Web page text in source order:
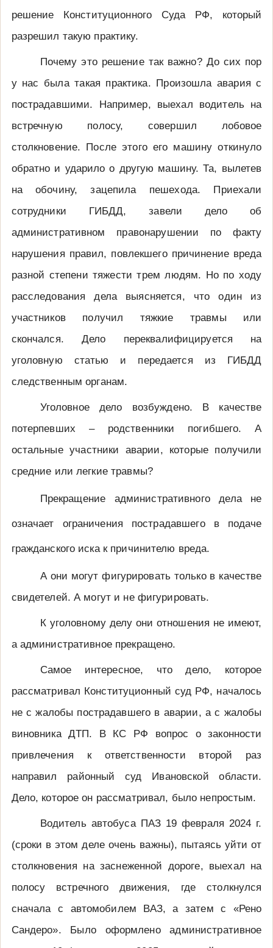
решение Конституционного Суда РФ, который
разрешил такую практику.
Почему это решение так важно? До сих пор
у нас была такая практика. Произошла авария с
пострадавшими. Например, выехал водитель на
встречную полосу, совершил лобовое
столкновение. После этого его машину откинуло
обратно и ударило о другую машину. Та, вылетев
на обочину, зацепила пешехода. Приехали
сотрудники ГИБДД, завели дело об
административном правонарушении по факту
нарушения правил, повлекшего причинение вреда
разной степени тяжести трем людям. Но по ходу
расследования дела выясняется, что один из
участников получил тяжкие травмы или
скончался. Дело переквалифицируется на
уголовную статью и передается из ГИБДД
следственным органам.
Уголовное дело возбуждено. В качестве
потерпевших – родственники погибшего. А
остальные участники аварии, которые получили
средние или легкие травмы?
Прекращение административного дела не
означает ограничения пострадавшего в подаче
гражданского иска к причинителю вреда.
А они могут фигурировать только в качестве
свидетелей. А могут и не фигурировать.
К уголовному делу они отношения не имеют,
а административное прекращено.
Самое интересное, что дело, которое
рассматривал Конституционный суд РФ, началось
не с жалобы пострадавшего в аварии, а с жалобы
виновника ДТП. В КС РФ вопрос о законности
привлечения к ответственности второй раз
направил районный суд Ивановской области.
Дело, которое он рассматривал, было непростым.
Водитель автобуса ПАЗ 19 февраля 2024 г.
(сроки в этом деле очень важны), пытаясь уйти от
столкновения на заснеженной дороге, выехал на
полосу встречного движения, где столкнулся
сначала с автомобилем ВАЗ, а затем с «Рено
Сандеро». Было оформлено административное